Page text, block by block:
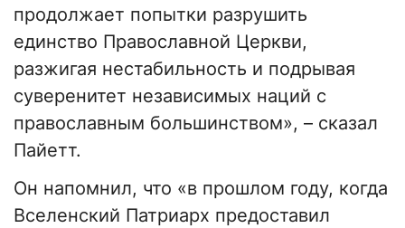
продолжает попытки разрушить
единство Православной Церкви,
разжигая нестабильность и подрывая
суверенитет независимых наций с
православным большинством», – сказал
Пайетт.
Он напомнил, что «в прошлом году, когда
Вселенский Патриарх предоставил